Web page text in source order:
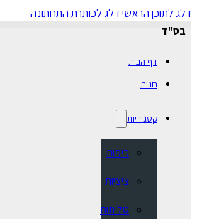
דלג לתוכן הראשידלג לכותרת התחתונה
בס"ד
דף הבית
חנות
קטגוריות
כיפות
ציציות
טליתות